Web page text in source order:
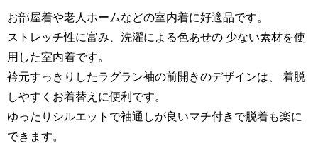
お部屋着や老人ホームなどの室内着に好適品です。
ストレッチ性に富み、洗濯による色あせの 少ない素材を使
用した室内着です。
衿元すっきりしたラグラン袖の前開きのデザインは、 着脱
しやすくお着替えに便利です。
ゆったりシルエットで袖通しが良いマチ付きで脱着も楽に
できます。